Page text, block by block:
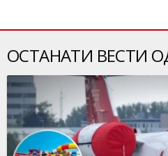
ОСТАНАТИ ВЕСТИ